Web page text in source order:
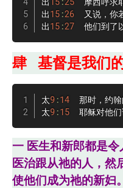
出15 :26
又说，你
出15 :27
他们到了
肆 基督是我们
太9 :14
那时，约
太9 :15
耶稣对他
一 医生和新郎都是
医治跟从祂的人，然
使他们成为祂的新妇。